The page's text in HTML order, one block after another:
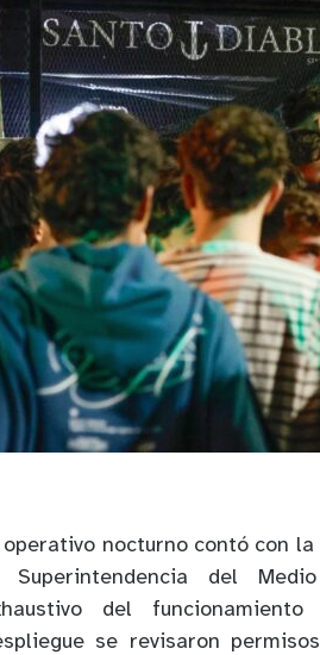
operativo nocturno contó con
Superintendencia del
del
se revisaron